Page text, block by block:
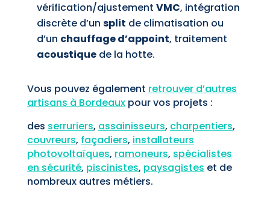
vérification/ajustement VMC, intégration
discrète d’un split de climatisation ou
d’un chauffage d’appoint, traitement
acoustiquede la hotte.
Vous pouvez également retrouver d’autres
artisans à Bordeauxpour vos projets :
des serruriers, assainisseurs, charpentiers,
couvreurs, façadiers, installateurs
photovoltaïques, ramoneurs, spécialistes
en sécurité, piscinistes, paysagistes et de
nombreux autres métiers.